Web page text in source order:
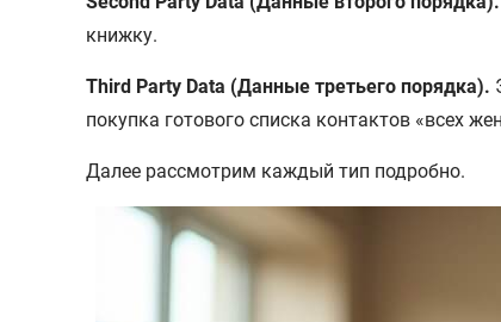
книжку.
Third Party Data (Данные третьего порядка).
покупка готового списка контактов «всех
Далее рассмотрим каждый тип подробно.